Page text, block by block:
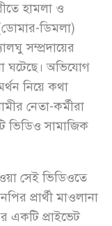
হামলা ও
ডিমলা)
সম্প্রদায়ের
ঘটেছে। অভিযোগ
নিয়ে কথা
নেতা-কর্মীরা
ভিডিও সামাজিক
সেই ভিডিওতে
প্রার্থী মাওলানা
প্রাইভেট